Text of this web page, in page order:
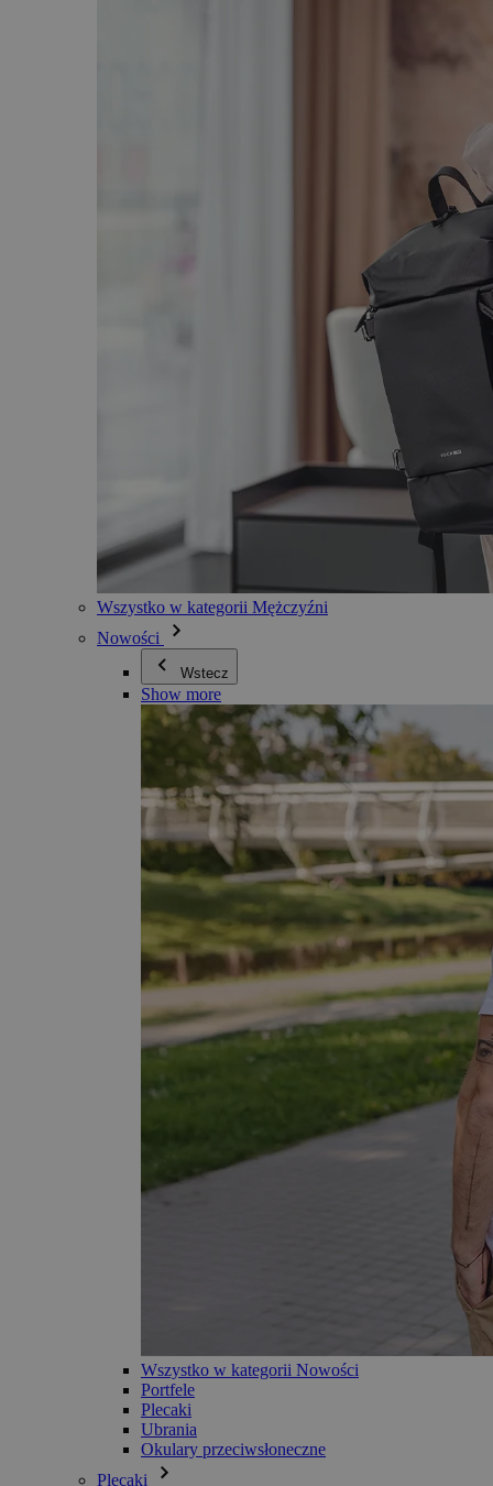
Wszystko w kategorii Mężczyźni
Nowości
Wstecz
Show more
Wszystko w kategorii Nowości
Portfele
Plecaki
Ubrania
Okulary przeciwsłoneczne
Plecaki